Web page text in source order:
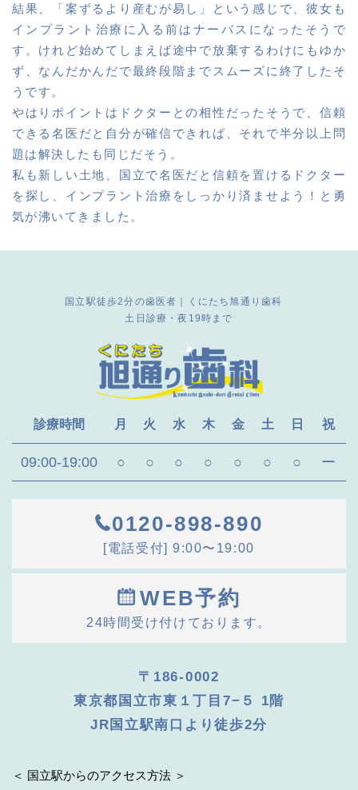
結果、「案ずるより産むが易し」という感じで、彼女も
インプラント治療に入る前はナーバスになったそうで
す。けれど始めてしまえば途中で放棄するわけにもゆか
ず、なんだかんだで最終段階までスムーズに終了したそ
うです。
やはりポイントはドクターとの相性だったそうで、信頼
できる名医だと自分が確信できれば、それで半分以上問
題は解決したも同じだそう。
私も新しい土地、国立で名医だと信頼を置けるドクター
を探し、インプラント治療をしっかり済ませよう！と勇
気が沸いてきました。
国立駅徒歩2分の歯医者｜くにたち旭通り歯科
土日診療・夜19時まで
診療時間 月 火 水 木 金 土 日 祝
09:00-19:00 ○ ○ ○ ○ ○ ○ ○ ー
0120-898-890
[電話受付] 9:00〜19:00
WEB予約
24時間受け付けております。
〒186-0002
東京都国立市東１丁目7−５ 1階
JR国立駅南口より徒歩2分
＜ 国立駅からのアクセス方法 ＞